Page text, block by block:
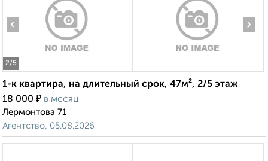
2/5
‹ ›
1-к квартира, на длительный срок, 47м², 2/5 этаж
18 000 ₽ в месяц
Лермонтова 71
Агентство, 05.08.2026